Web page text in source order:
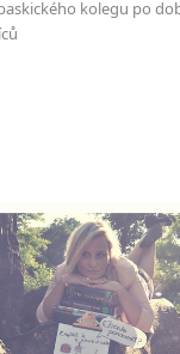
kolegu po